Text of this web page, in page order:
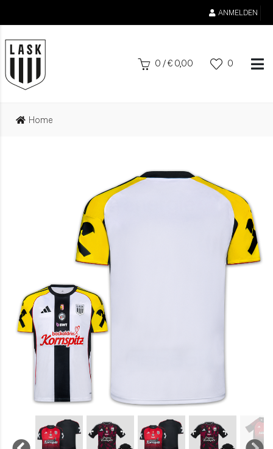
ANMELDEN
0 /€ 0,00 0
Home